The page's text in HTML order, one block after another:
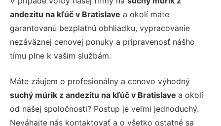
andezitu na kľúč v Bratislave a okolí máte
garantovanú bezplatnú obhliadku, vypracovanie
nezáväznej cenovej ponuky a pripravenosť nášho
tímu plne k vašim službám.
Máte záujem o profesionálny a cenovo výhodný
suchý múrik z andezitu na kľúč v Bratislave a okolí
od našej spoločnosti? Postup je veľmi jednoduchý.
Neváhajte nás kontaktovať a o všetko ostatné sa